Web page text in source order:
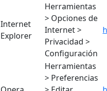
Internet
Explorer
Herramientas
> Opciones de
Internet >
Privacidad >
Configuración
Herramientas
> Preferencias